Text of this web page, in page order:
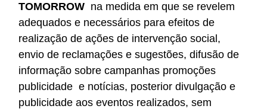
TOMORROW na medida em que se revelem
adequados e necessários para efeitos de
realização de ações de intervenção social,
envio de reclamações e sugestões, difusão de
informação sobre campanhas promoções
publicidade e notícias, posterior divulgação e
publicidade aos eventos realizados, sem